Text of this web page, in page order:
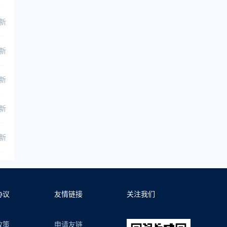
议
策
友情链接
申请友链
关注我们